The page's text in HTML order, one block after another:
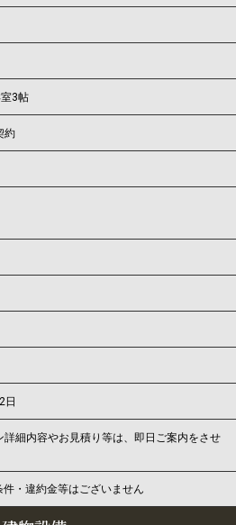
3帖
約
日
詳細内容やお見積り等は、即日ご案内をさせ
・違約金等はございません